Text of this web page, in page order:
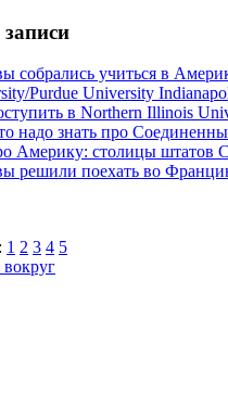
собрались учиться в
Purdue University
в Northern Illinois
надо знать про
Америку: столицы
решили поехать во
1 2 3 4 5